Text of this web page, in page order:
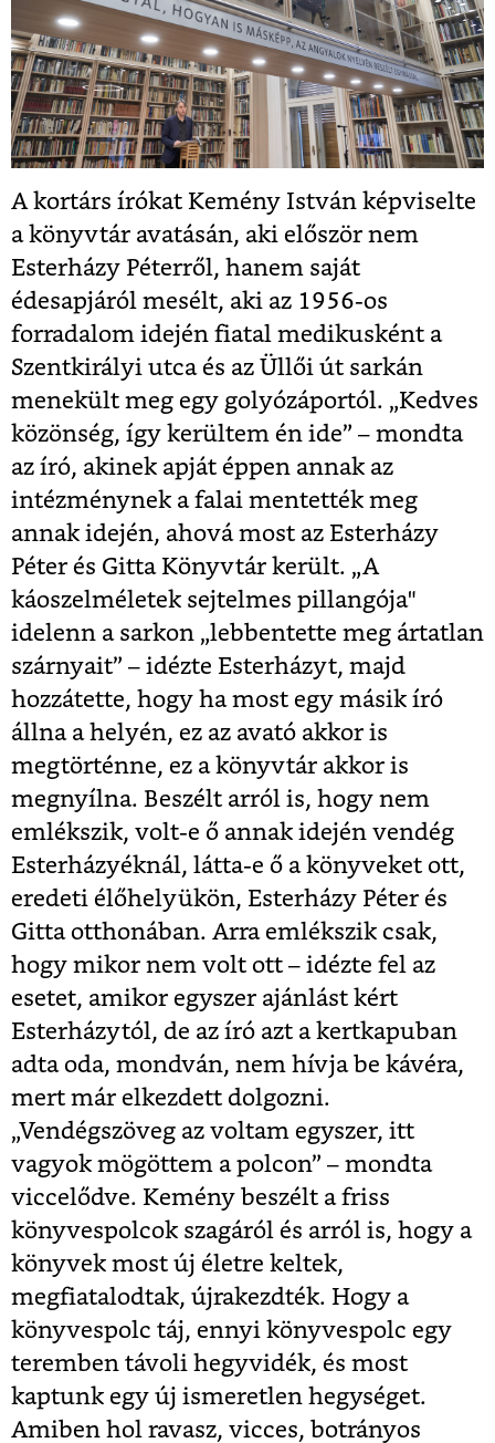
A kortárs írókat Kemény István képviselte
a könyvtár avatásán, aki először nem
Esterházy Péterről, hanem saját
édesapjáról mesélt, aki az 1956-os
forradalom idején fiatal medikusként a
Szentkirályi utca és az Üllői út sarkán
menekült meg egy golyózáportól. „Kedves
közönség, így kerültem én ide” – mondta
az író, akinek apját éppen annak az
intézménynek a falai mentették meg
annak idején, ahová most az Esterházy
Péter és Gitta Könyvtár került. „A
káoszelméletek sejtelmes pillangója"
idelenn a sarkon „lebbentette meg ártatlan
szárnyait” – idézte Esterházyt, majd
hozzátette, hogy ha most egy másik író
állna a helyén, ez az avató akkor is
megtörténne, ez a könyvtár akkor is
megnyílna. Beszélt arról is, hogy nem
emlékszik, volt-e ő annak idején vendég
Esterházyéknál, látta-e ő a könyveket ott,
eredeti élőhelyükön, Esterházy Péter és
Gitta otthonában. Arra emlékszik csak,
hogy mikor nem volt ott – idézte fel az
esetet, amikor egyszer ajánlást kért
Esterházytól, de az író azt a kertkapuban
adta oda, mondván, nem hívja be kávéra,
mert már elkezdett dolgozni.
„Vendégszöveg az voltam egyszer, itt
vagyok mögöttem a polcon” – mondta
viccelődve. Kemény beszélt a friss
könyvespolcok szagáról és arról is, hogy a
könyvek most új életre keltek,
megfiatalodtak, újrakezdték. Hogy a
könyvespolc táj, ennyi könyvespolc egy
teremben távoli hegyvidék, és most
kaptunk egy új ismeretlen hegységet.
Amiben hol ravasz, vicces, botrányos